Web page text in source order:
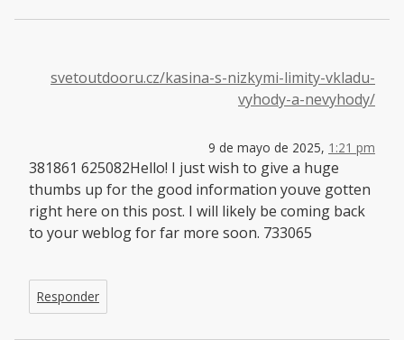
svetoutdooru.cz/kasina-s-nizkymi-limity-vkladu-
vyhody-a-nevyhody/
9 de mayo de 2025, 1:21 pm
381861 625082Hello! I just wish to give a huge
thumbs up for the good information youve gotten
right here on this post. I will likely be coming back
to your weblog for far more soon. 733065
Responder